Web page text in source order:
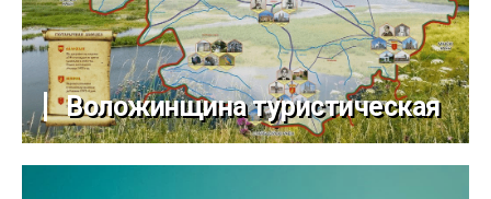
Воложинщина туристическая